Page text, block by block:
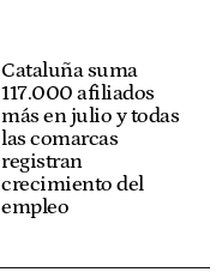
Cataluña suma
117.000 afiliados
más en julio y todas
las comarcas
registran
crecimiento del
empleo